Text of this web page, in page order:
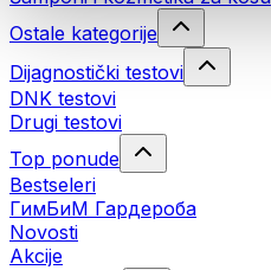
Ostale kategorije
Dijagnostički testovi
DNK testovi
Drugi testovi
Top ponude
Bestseleri
ГимБиМ Гардeробa
Novosti
Akcije